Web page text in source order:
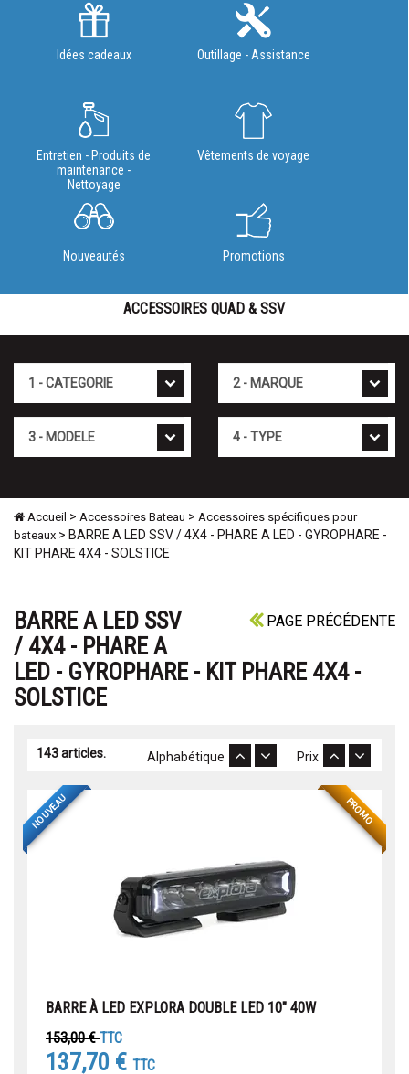
Idées cadeaux Outillage - Assistance
Entretien - Produits de
maintenance -
Nettoyage
Vêtements de voyage
Nouveautés Promotions
ACCESSOIRES QUAD & SSV
Accueil > Accessoires Bateau > Accessoires spécifiques pour
bateaux > BARRE A LED SSV / 4X4 - PHARE A LED - GYROPHARE -
KIT PHARE 4X4 - SOLSTICE
PAGE PRÉCÉDENTE
BARRE A LED SSV
/ 4X4 - PHARE A
LED - GYROPHARE - KIT PHARE 4X4 -
SOLSTICE
143 articles. Prix
Alphabétique
PROMO
NOUVEAU
BARRE À LED EXPLORA DOUBLE LED 10" 40W
153,00 €TTC
137,70 € TTC